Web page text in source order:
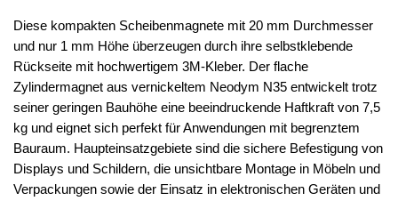
Diese kompakten Scheibenmagnete mit 20 mm Durchmesser
und nur 1 mm Höhe überzeugen durch ihre selbstklebende
Rückseite mit hochwertigem 3M-Kleber. Der flache
Zylindermagnet aus vernickeltem Neodym N35 entwickelt trotz
seiner geringen Bauhöhe eine beeindruckende Haftkraft von 7,5
kg und eignet sich perfekt für Anwendungen mit begrenztem
Bauraum. Haupteinsatzgebiete sind die sichere Befestigung von
Displays und Schildern, die unsichtbare Montage in Möbeln und
Verpackungen sowie der Einsatz in elektronischen Geräten und